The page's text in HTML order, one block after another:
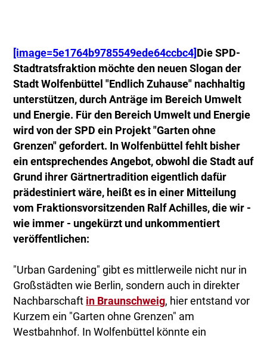
[image=5e1764b9785549ede64ccbc4] Die SPD-
Stadtratsfraktion möchte den neuen Slogan der
Stadt Wolfenbüttel "Endlich Zuhause" nachhaltig
unterstützen, durch Anträge im Bereich Umwelt
und Energie. Für den Bereich Umwelt und Energie
wird von der SPD ein Projekt "Garten ohne
Grenzen" gefordert. In Wolfenbüttel fehlt bisher
ein entsprechendes Angebot, obwohl die Stadt auf
Grund ihrer Gärtnertradition eigentlich dafür
prädestiniert wäre, heißt es in einer Mitteilung
vom Fraktionsvorsitzenden Ralf Achilles, die wir -
wie immer - ungekürzt und unkommentiert
veröffentlichen:
"Urban Gardening" gibt es mittlerweile nicht nur in
Großstädten wie Berlin, sondern auch in direkter
Nachbarschaft in Braunschweig, hier entstand vor
Kurzem ein "Garten ohne Grenzen" am
Westbahnhof. In Wolfenbüttel könnte ein